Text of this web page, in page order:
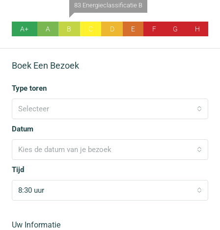
A+ A
83 Energieclassificatie B
B C D E F G H
Boek Een Bezoek
Type toren
Selecteer
Datum
Kies de datum van je bezoek
Tijd
8:30 uur
Uw Informatie